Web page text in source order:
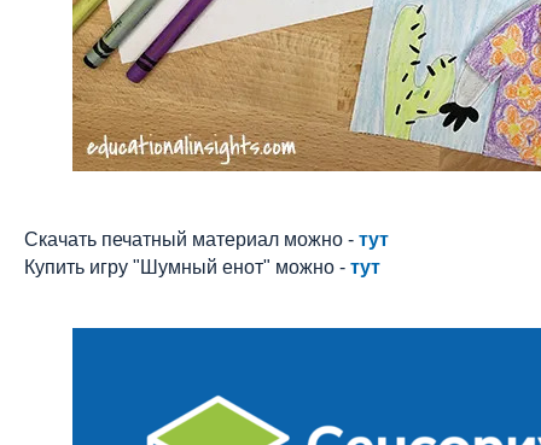
Скачать печатный материал можно - тут
Купить игру "Шумный енот" можно - тут